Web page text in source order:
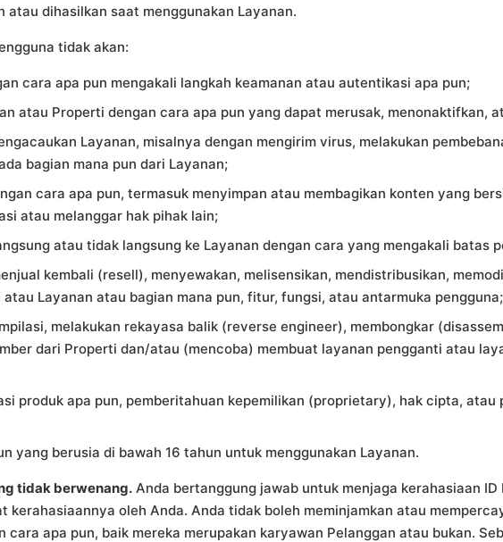
atau dihasilkan saat menggunakan Layanan.
tidak akan:
cara apa pun mengakali langkah keamanan atau autentikasi apa pun;
atau Properti dengan cara apa pun yang dapat merusak, menonaktifkan,
Layanan, misalnya dengan mengirim virus, melakukan
bagian mana pun dari Layanan;
cara apa pun, termasuk menyimpan atau membagikan konten yang
atau melanggar hak pihak lain;
atau tidak langsung ke Layanan dengan cara yang mengakali batas
kembali (resell), menyewakan, melisensikan, mendistribusikan,
Layanan atau bagian mana pun, fitur, fungsi, atau antarmuka pengguna;
melakukan rekayasa balik (reverse engineer), membongkar
dari Properti dan/atau (mencoba) membuat layanan pengganti atau
produk apa pun, pemberitahuan kepemilikan (proprietary), hak cipta,
yang berusia di bawah 16 tahun untuk menggunakan Layanan.
tidak berwenang. Anda bertanggung jawab untuk menjaga kerahasiaan
kerahasiaannya oleh Anda. Anda tidak boleh meminjamkan atau
cara apa pun, baik mereka merupakan karyawan Pelanggan atau bukan.